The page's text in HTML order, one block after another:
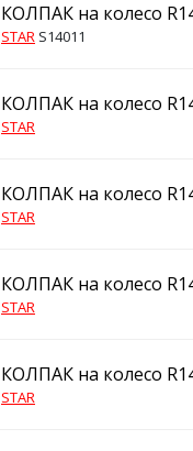
КОЛПАК на колесо
STAR S14011
КОЛПАК на колесо
STAR
КОЛПАК на колесо
STAR
КОЛПАК на колесо
STAR
КОЛПАК на колесо
STAR